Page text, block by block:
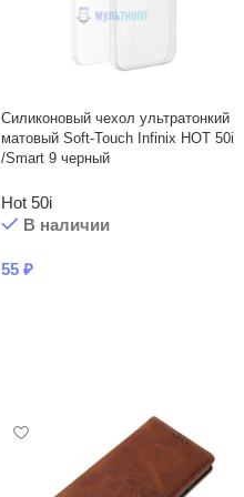
Силиконовый чехол ультратонкий
матовый Soft-Touch Infinix HOT 50i
/Smart 9 черный
Hot 50i
В наличии
55 ₽